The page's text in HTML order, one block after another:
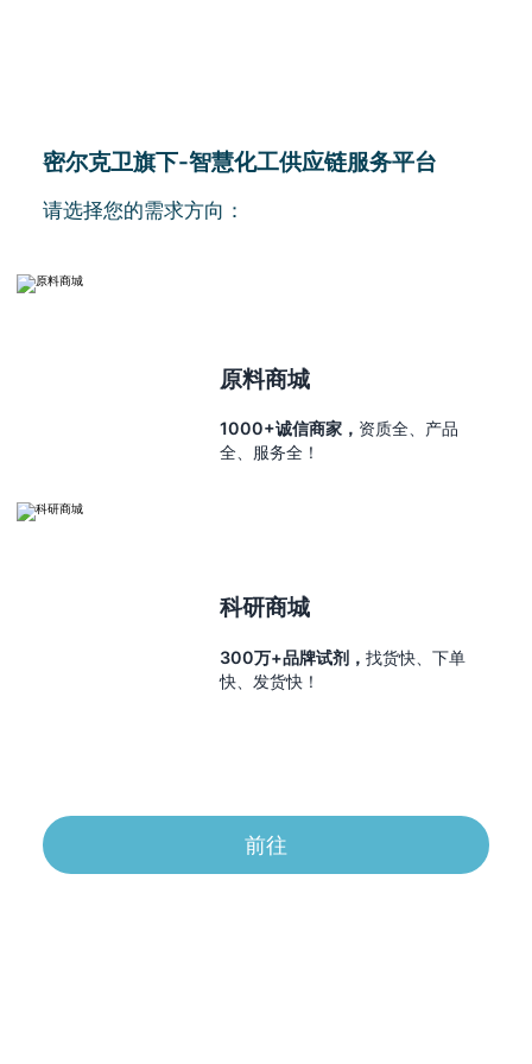
密尔克卫旗下-智慧化工供应链服务平台
请选择您的需求方向：
原料商城
1000+诚信商家， 资质全、产品
全、服务全！
科研商城
300万+品牌试剂，找货快、下单
快、发货快！
前往